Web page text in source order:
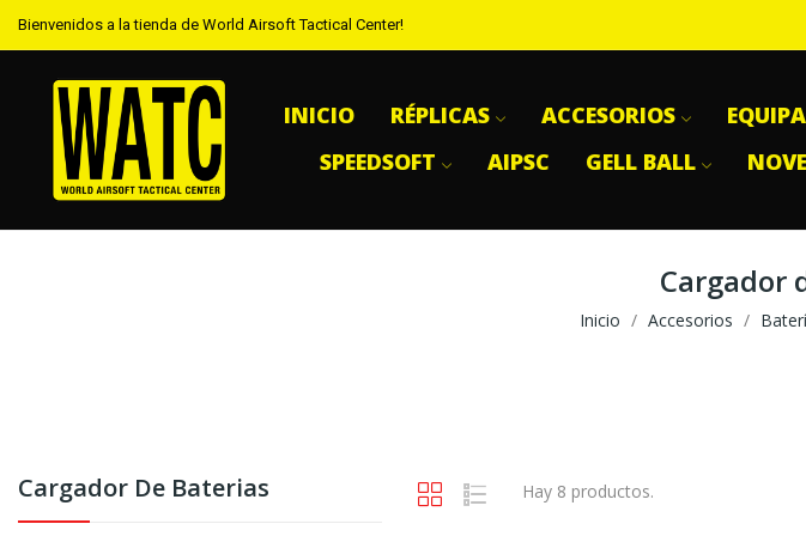
Bienvenidos a la tienda de World Airsoft Tactical Center!
INICIO RÉPLICAS ACCESORIOS
SPEEDSOFT
AIPSC GELL BALL
Cargador
Inicio Accesorios
Cargador De Baterias Hay 8 productos.